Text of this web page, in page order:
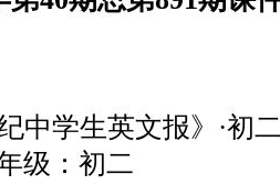
中学生英文报》·初
：初二